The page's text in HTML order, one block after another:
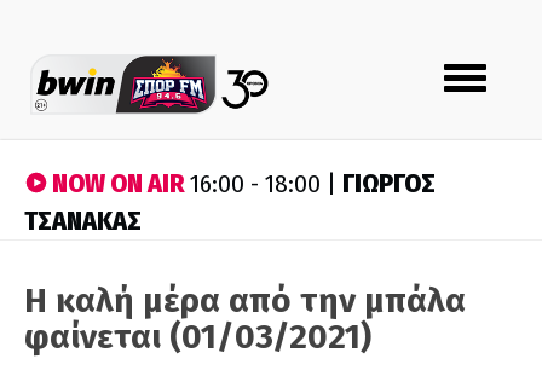
Toggle
navigation
NOW ON AIR16:00 - 18:00 | ΓΙΩΡΓΟΣ
ΤΣΑΝΑΚΑΣ
Η καλή μέρα από την μπάλα
φαίνεται (01/03/2021)